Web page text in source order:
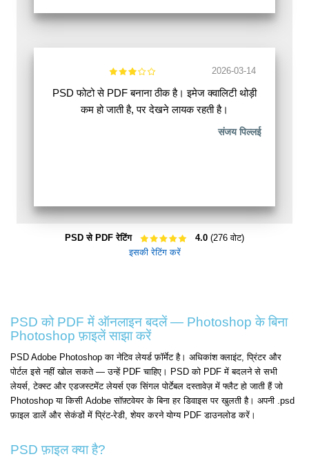
2026-03-14
PSD फोटो से PDF बनाना ठीक है। इमेज क्वालिटी थोड़ी
कम हो जाती है, पर देखने लायक रहती है।
संजय पिल्लई
PSD से PDF रेटिंग 4.0 (276 वोट)
इसकी रेटिंग करें
PSD को PDF में ऑनलाइन बदलें — Photoshop के बिना
Photoshop फ़ाइलें साझा करें
PSD Adobe Photoshop का नेटिव लेयर्ड फ़ॉर्मेट है। अधिकांश क्लाइंट, प्रिंटर और
पोर्टल इसे नहीं खोल सकते — उन्हें PDF चाहिए। PSD को PDF में बदलने से सभी
लेयर्स, टेक्स्ट और एडजस्टमेंट लेयर्स एक सिंगल पोर्टेबल दस्तावेज़ में फ्लैट हो जाती हैं जो
Photoshop या किसी Adobe सॉफ़्टवेयर के बिना हर डिवाइस पर खुलती है। अपनी .psd
फ़ाइल डालें और सेकंडों में प्रिंट-रेडी, शेयर करने योग्य PDF डाउनलोड करें।
PSD फ़ाइल क्या है?